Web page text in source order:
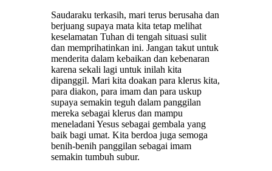
Saudaraku terkasih, mari terus berusaha dan
berjuang supaya mata kita tetap melihat
keselamatan Tuhan di tengah situasi sulit
dan memprihatinkan ini. Jangan takut untuk
menderita dalam kebaikan dan kebenaran
karena sekali lagi untuk inilah kita
dipanggil. Mari kita doakan para klerus kita,
para diakon, para imam dan para uskup
supaya semakin teguh dalam panggilan
mereka sebagai klerus dan mampu
meneladani Yesus sebagai gembala yang
baik bagi umat. Kita berdoa juga semoga
benih-benih panggilan sebagai imam
semakin tumbuh subur.